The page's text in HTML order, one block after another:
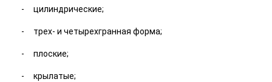
цилиндрические;
трех- и четырехгранная форма;
плоские;
крылатые;